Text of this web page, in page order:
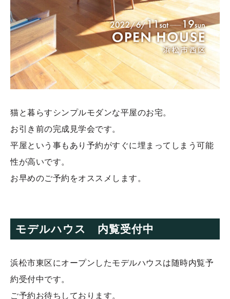
猫と暮らすシンプルモダンな平屋のお宅。
お引き前の完成見学会です。
平屋という事もあり予約がすぐに埋まってしまう可能
性が高いです。
お早めのご予約をオススメします。
モデルハウス 内覧受付中
浜松市東区にオープンしたモデルハウスは随時内覧予
約受付中です。
ご予約お待ちしております。